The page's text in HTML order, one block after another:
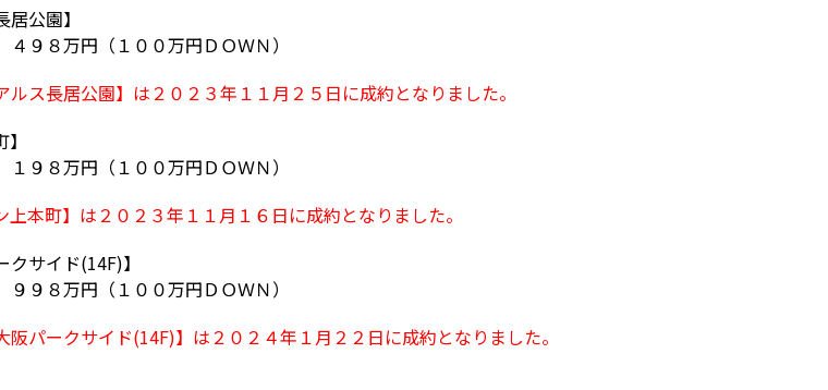
公園】
８万円（１００万円ＤＯＷＮ）
ルス長居公園】は２０２３年１１月２５日に成約となりました。
８万円（１００万円ＤＯＷＮ）
上本町】は２０２３年１１月１６日に成約となりました。
サイド(14F)】
８万円（１００万円ＤＯＷＮ）
パークサイド(14F)】は２０２４年１月２２日に成約となりました。